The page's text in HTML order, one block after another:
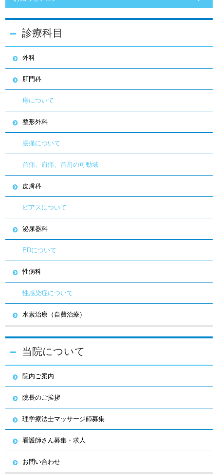
診療科目
外科
肛門科
痔について
整形外科
腰痛について
首痛、肩痛、首肩の可動域
皮膚科
ピアスについて
泌尿器科
EDについて
性病科
性感染症について
水素治療（自費治療）
当院について
院内ご案内
院長のご挨拶
理学療法士マッサージ師募集
看護師さん募集・求人
お問い合わせ